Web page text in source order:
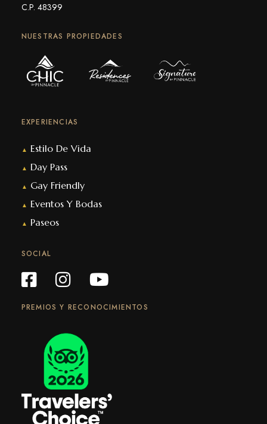
C.P. 48399
NUESTRAS PROPIEDADES
EXPERIENCIAS
▲ Estilo De Vida
▲ Day Pass
▲ Gay Friendly
▲ Eventos Y Bodas
▲ Paseos
SOCIAL
PREMIOS Y RECONOCIMIENTOS